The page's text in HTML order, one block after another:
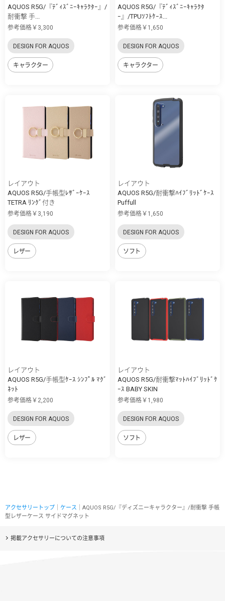
AQUOS R5G/『ﾃﾞｨｽﾞﾆｰｷｬﾗｸﾀｰ』/
耐衝撃 手...
参考価格￥3,300
DESIGN FOR AQUOS
キャラクター
AQUOS R5G/『ﾃﾞｨｽﾞﾆｰｷｬﾗｸﾀ
ｰ』/TPUｿﾌﾄｹｰｽ...
参考価格￥1,650
DESIGN FOR AQUOS
キャラクター
レイアウト
AQUOS R5G/手帳型ﾚｻﾞｰｹｰｽ
TETRA ﾘﾝｸﾞ付き
参考価格￥3,190
DESIGN FOR AQUOS
レザー
レイアウト
AQUOS R5G/耐衝撃ﾊｲﾌﾞﾘｯﾄﾞｹｰｽ
Puffull
参考価格￥1,650
DESIGN FOR AQUOS
ソフト
レイアウト
AQUOS R5G/手帳型ｹｰｽ ｼﾝﾌﾟﾙ ﾏｸﾞ
ﾈｯﾄ
参考価格￥2,200
DESIGN FOR AQUOS
レザー
レイアウト
AQUOS R5G/耐衝撃ﾏｯﾄﾊｲﾌﾞﾘｯﾄﾞｹ
ｰｽ BABY SKIN
参考価格￥1,980
DESIGN FOR AQUOS
ソフト
アクセサリートップ ケース ｜AQUOS R5G/『ディズニーキャラクター』/耐衝撃 手帳
型レザーケース サイドマグネット
掲載アクセサリーについての注意事項